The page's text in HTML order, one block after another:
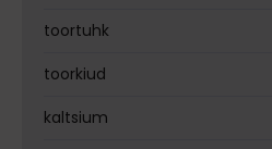
toortuhk
toorkiud
kaltsium